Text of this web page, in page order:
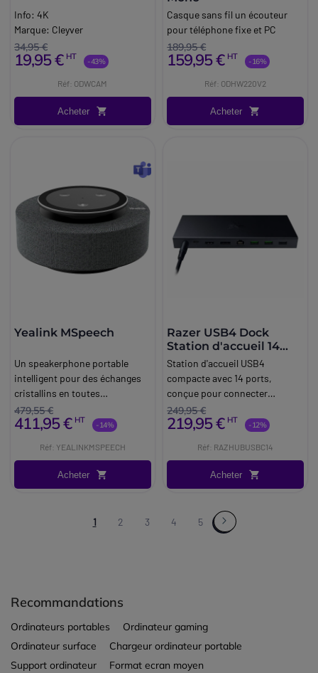
Info: 4K
Marque: Cleyver
34,95 €
19,95 € HT -43%
Réf: ODWCAM
Acheter
Casque sans fil un écouteur
pour téléphone fixe et PC
189,95 €
159,95 € HT -16%
Réf: ODHW220V2
Acheter
Yealink MSpeech
Un speakerphone portable
intelligent pour des échanges
cristallins en toutes
circonstances.
479,55 €
411,95 € HT -14%
Réf: YEALINKMSPEECH
Acheter
Razer USB4 Dock
Station d'accueil 14
ports
Station d'accueil USB4
compacte avec 14 ports,
conçue pour connecter
plusieurs écrans,
périphériques et réseaux tout
portable via un seul câble USB-
249,95 €
219,95 € HT -12%
Réf: RAZHUBUSBC14
Acheter
1 2 3 4 5
Recommandations
Ordinateurs portables
Ordinateur gaming
Ordinateur surface
Chargeur ordinateur portable
Support ordinateur
Format ecran moyen